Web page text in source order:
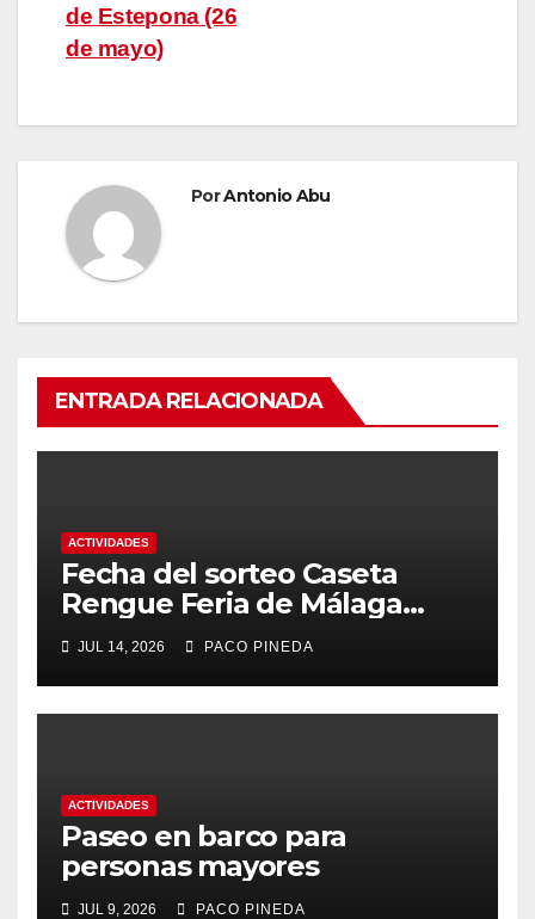
entradas
de Estepona (26
de mayo)
PorAntonio Abu
ENTRADA RELACIONADA
ACTIVIDADES
Fecha del sorteo Caseta
Rengue Feria de Málaga
2026
JUL 14, 2026 PACO PINEDA
ACTIVIDADES
Paseo en barco para
personas mayores
JUL 9, 2026 PACO PINEDA